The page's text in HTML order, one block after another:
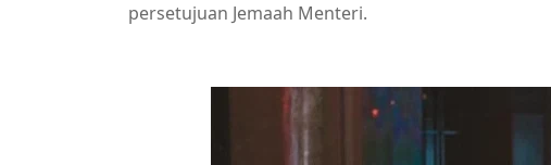
persetujuan Jemaah Menteri.